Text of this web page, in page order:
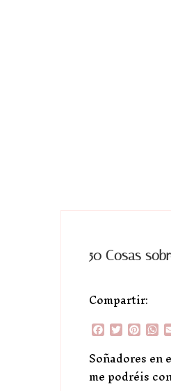
50 Cosas
Compartir:
Facebook
Twitter
Soñadores
me podréis